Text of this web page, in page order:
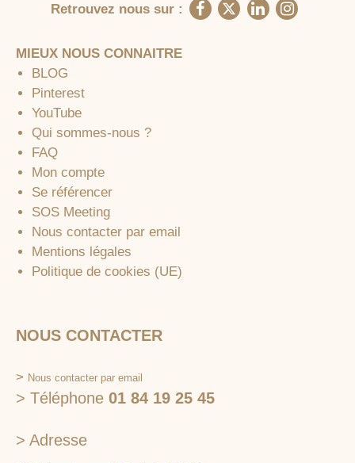
Retrouvez nous sur :
MIEUX NOUS CONNAITRE
BLOG
Pinterest
YouTube
Qui sommes-nous ?
FAQ
Mon compte
Se référencer
SOS Meeting
Nous contacter par email
Mentions légales
Politique de cookies (UE)
NOUS CONTACTER
> Nous contacter par email
> Téléphone 01 84 19 25 45
> Adresse